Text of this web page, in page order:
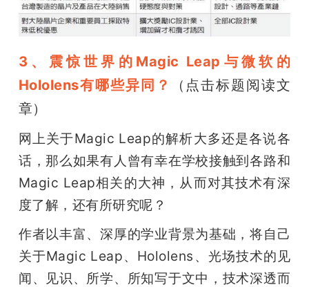
3、震惊世界的Magic Leap与微软的
Hololens有哪些异同？
（点击标题阅读文
章）
网上关于Magic Leap的解析大多还是各说各
话，那么如果有人曾有幸在学校接触到各路和
Magic Leap相关的大神，从而对其技术有深
度了解，还有所研究呢？
作者以丰富、深厚的学业背景为基础，将自己
关于Magic Leap、Hololens、光场技术的见
闻、见识、所学、所知写于文中，技术深透而